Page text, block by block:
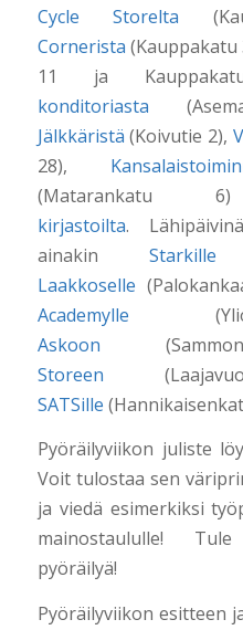
Cycle Storelta
Cornerista (Kauppakatu
11 ja
konditoriasta
Jälkkäristä (Koivutie 2),
28),
kirjastoilta.
ainakin Starkille
Laakkoselle
Academylle
Askoon
Storeen
SATSille
Pyöräilyviikon juliste
Voit tulostaa sen
ja viedä esimerkiksi
mainostaululle!
pyöräilyä!
Pyöräilyviikon esitteen